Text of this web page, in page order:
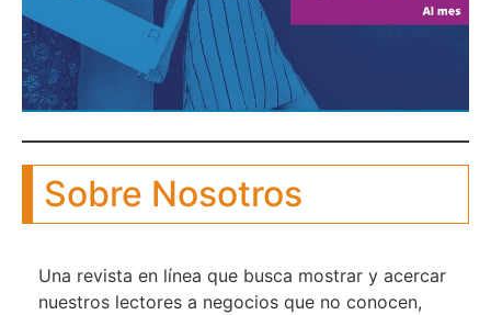
Sobre Nosotros
Una revista en línea que busca mostrar y acercar
nuestros lectores a negocios que no conocen,